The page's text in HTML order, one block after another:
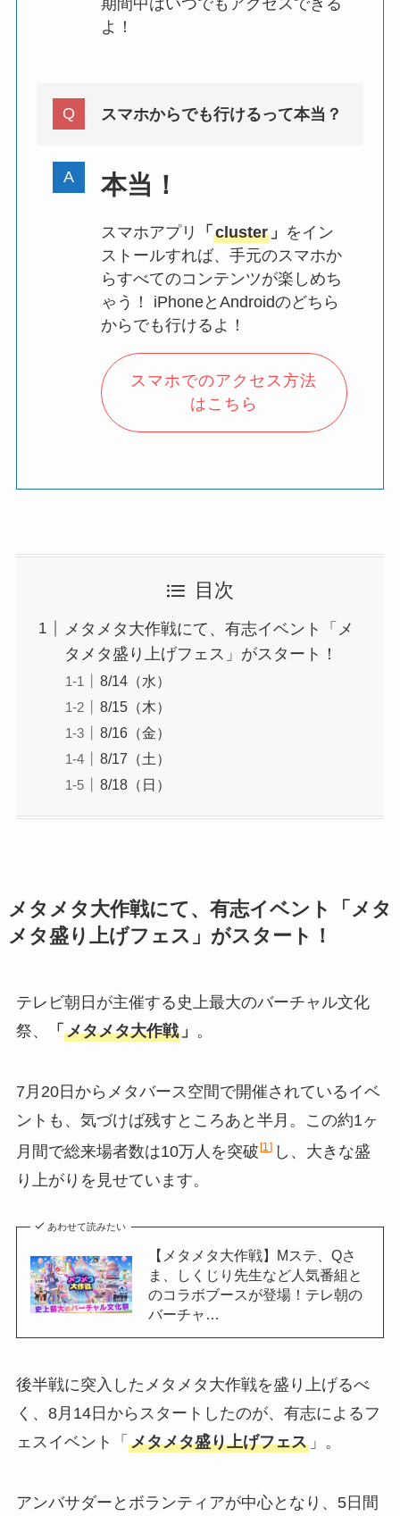
期間中はいつでもアクセスできる
よ！
スマホからでも行けるって本当？
本当！
スマホアプリ 「 cluster」 をイン
ストールすれば、手元のスマホか
らすべてのコンテンツが楽しめち
ゃう！ iPhoneとAndroidのどちら
からでも行けるよ！
スマホでのアクセス方法
はこちら
目次
メタメタ大作戦にて、有志イベント「メ
タメタ盛り上げフェス」がスタート！
8/14（水）
8/15（木）
8/16（金）
8/17（土）
8/18（日）
メタメタ大作戦にて、有志イベント「メタ
メタ盛り上げフェス」がスタート！
テレビ朝日が主催する史上最大のバーチャル文化
祭、
「 メタメタ大作戦」 。
7月20日からメタバース空間で開催されているイベ
ントも、気づけば残すところあと半月。この約1ヶ
月間で総来場者数は10万人を突破 1
し、大きな盛
り上がりを見せています。
あわせて読みたい
【メタメタ大作戦】Mステ、Qさ
ま、しくじり先生など人気番組と
のコラボブースが登場！テレ朝の
バーチャ…
後半戦に突入したメタメタ大作戦を盛り上げるべ
く、8月14日からスタートしたのが、有志によるフ
ェスイベント「 メタメタ盛り上げフェス」。
アンバサダーとボランティアが中心となり、5日間